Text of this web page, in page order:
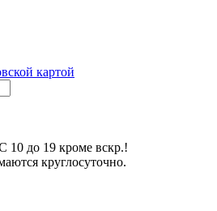
картой
10 до 19 кроме вскр.!
круглосуточно.